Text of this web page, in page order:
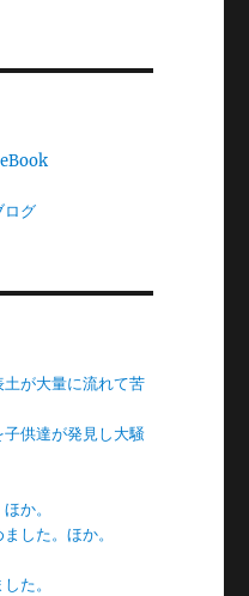
ログ
が大量に流れて苦
供達が発見し大騒
か。
した。ほか。
た。